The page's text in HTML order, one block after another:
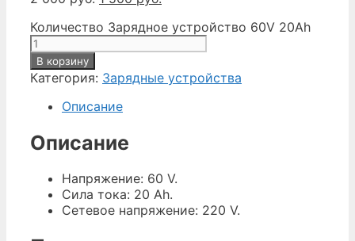
Количество Зарядное устройство 60V 20Ah
В корзину
Категория: Зарядные устройства
Описание
Описание
Напряжение: 60 V.
Сила тока: 20 Ah.
Сетевое напряжение: 220 V.